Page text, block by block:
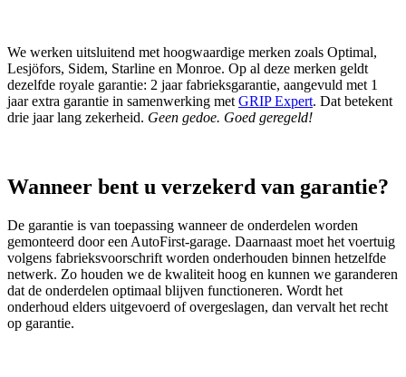
We werken uitsluitend met hoogwaardige merken zoals Optimal,
Lesjöfors, Sidem, Starline en Monroe. Op al deze merken geldt
dezelfde royale garantie: 2 jaar fabrieksgarantie, aangevuld met 1
jaar extra garantie in samenwerking metGRIP Expert. Dat betekent
drie jaar lang zekerheid. Geen gedoe. Goed geregeld!
Wanneer bent u verzekerd van garantie?
De garantie is van toepassing wanneer de onderdelen worden
gemonteerd door een AutoFirst‑garage. Daarnaast moet het voertuig
volgens fabrieksvoorschrift worden onderhouden binnen hetzelfde
netwerk. Zo houden we de kwaliteit hoog en kunnen we garanderen
dat de onderdelen optimaal blijven functioneren. Wordt het
onderhoud elders uitgevoerd of overgeslagen, dan vervalt het recht
op garantie.